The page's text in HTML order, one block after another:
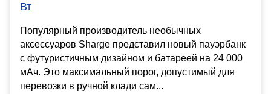
Вт
Популярный производитель необычных
аксессуаров Sharge представил новый пауэрбанк
с футуристичным дизайном и батареей на 24 000
мАч. Это максимальный порог, допустимый для
перевозки в ручной клади сам...